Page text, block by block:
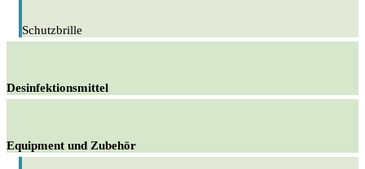
Schutzbrille
Desinfektionsmittel
Equipment und Zubehör